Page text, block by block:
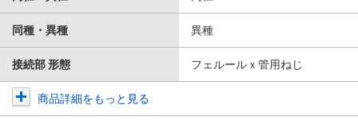
同種・異種 異種
接続部 形態 フェルールｘ管用ねじ
商品詳細をもっと見る